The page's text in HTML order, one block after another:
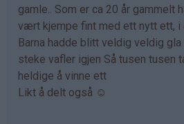
gamle.. Som er ca 20 år gammelt
vært kjempe fint med ett nytt ett, i
Barna hadde blitt veldig veldig gla
steke vafler igjen Så tusen tusen
heldige å vinne ett
Likt å delt også ☺